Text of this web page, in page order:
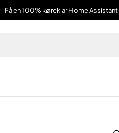
Få en 100% køreklar Home